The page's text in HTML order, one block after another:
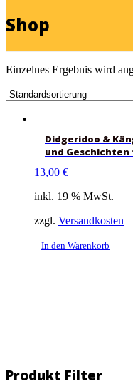
Shop
Einzelnes Ergebnis wird
Didgeridoo &
und
13,00 €
inkl. 19 % MwSt.
zzgl. Versandkosten
In den Warenkorb
Produkt Filter